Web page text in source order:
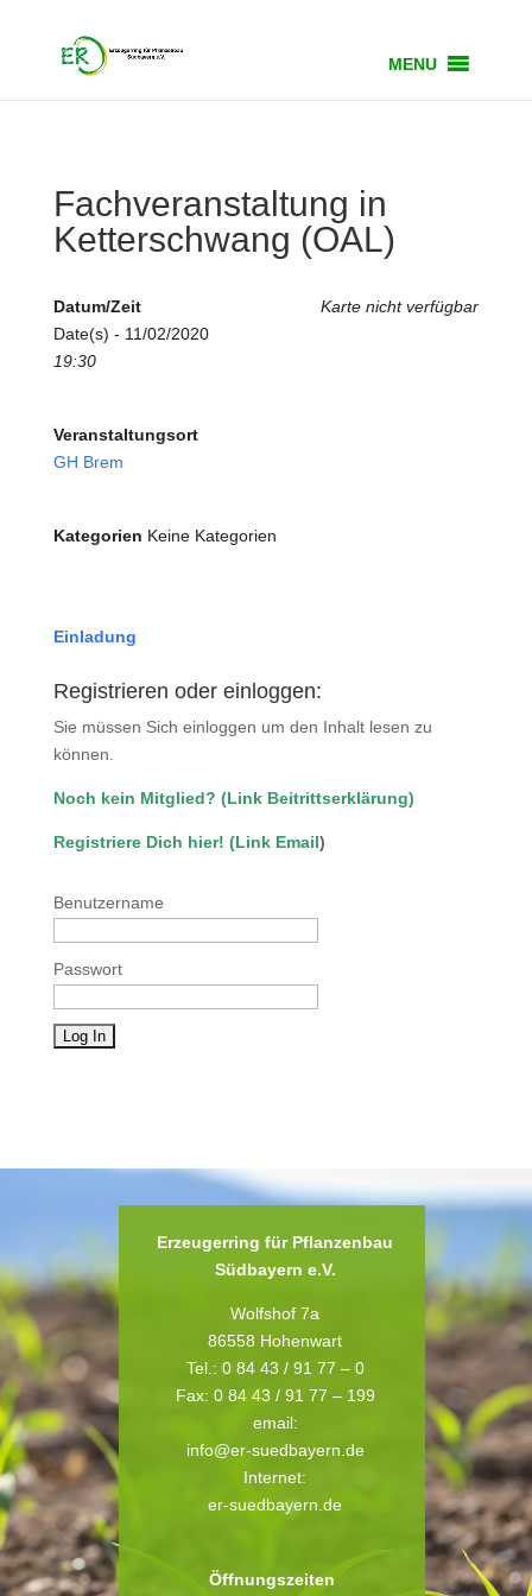
MENU
Fachveranstaltung in
Ketterschwang (OAL)
Karte nicht verfügbar
Datum/Zeit
Date(s) - 11/02/2020
19:30
Veranstaltungsort
GH Brem
Kategorien Keine Kategorien
Einladung
Registrieren oder einloggen:
Sie müssen Sich einloggen um den Inhalt lesen zu
können.
Noch kein Mitglied? (Link Beitrittserklärung)
Registriere Dich hier! (Link Email)
Benutzername
Passwort
Erzeugerring für Pflanzenbau
Südbayern e.V.
Wolfshof 7a
86558 Hohenwart
Tel.: 0 84 43 / 91 77 – 0
Fax: 0 84 43 / 91 77 – 199
email:
info@er-suedbayern.de
Internet:
er-suedbayern.de
Öffnungszeiten